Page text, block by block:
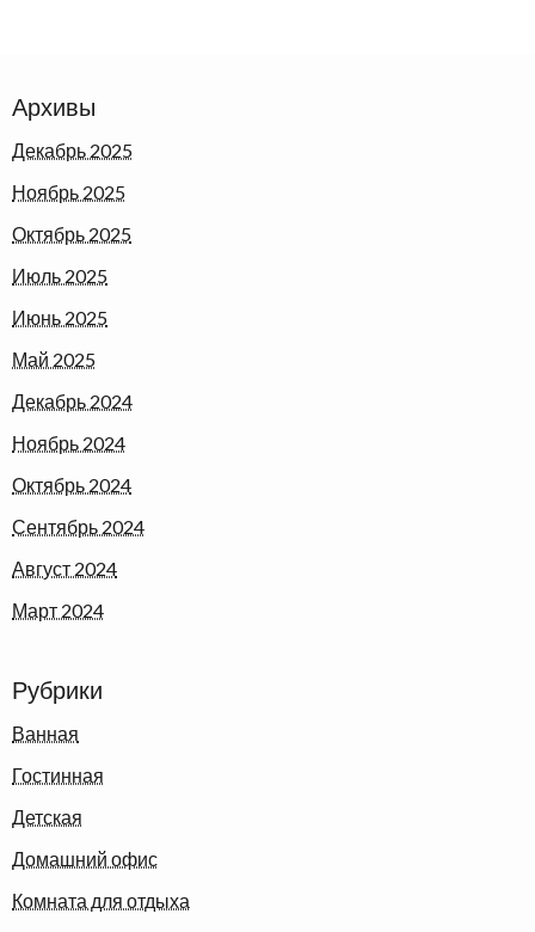
Архивы
Декабрь 2025
Ноябрь 2025
Октябрь 2025
Июль 2025
Июнь 2025
Май 2025
Декабрь 2024
Ноябрь 2024
Октябрь 2024
Сентябрь 2024
Август 2024
Март 2024
Рубрики
Ванная
Гостинная
Детская
Домашний офис
Комната для отдыха